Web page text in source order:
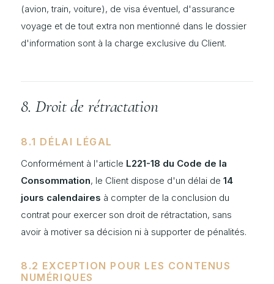
(avion, train, voiture), de visa éventuel, d'assurance
voyage et de tout extra non mentionné dans le dossier
d'information sont à la charge exclusive du Client.
8. Droit de rétractation
8.1 DÉLAI LÉGAL
Conformément à l'article L221-18 du Code de la
Consommation, le Client dispose d'un délai de 14
jours calendaires à compter de la conclusion du
contrat pour exercer son droit de rétractation, sans
avoir à motiver sa décision ni à supporter de pénalités.
8.2 EXCEPTION POUR LES CONTENUS
NUMÉRIQUES